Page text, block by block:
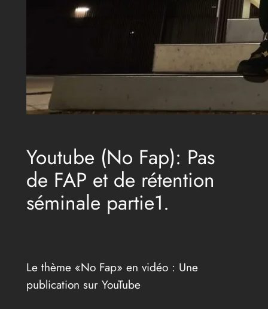
Youtube (No Fap): Pas
de FAP et de rétention
séminale partie1.
Le thème «No Fap» en vidéo : Une
publication sur YouTube